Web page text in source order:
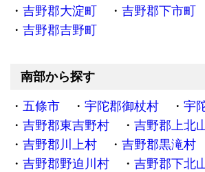
吉野郡大淀町
吉野郡下市町
吉野郡吉野町
南部から探す
五條市 宇陀郡御杖村
宇
吉野郡東吉野村
吉野郡上北
吉野郡川上村
吉野郡黒滝村
吉野郡野迫川村
吉野郡下北